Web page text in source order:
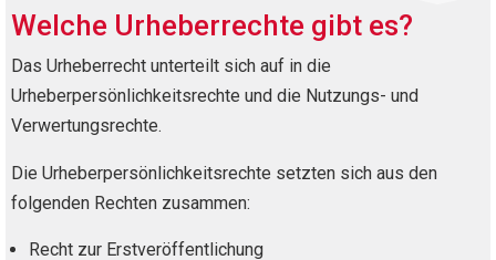
Welche Urheberrechte gibt es?
Das Urheberrecht unterteilt sich auf in die
Urheberpersönlichkeitsrechte und die Nutzungs- und
Verwertungsrechte.
Die Urheberpersönlichkeitsrechte setzten sich aus den
folgenden Rechten zusammen:
Recht zur Erstveröffentlichung